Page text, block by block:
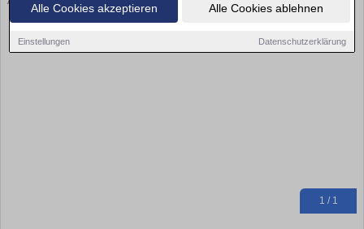
Alle Cookies akzeptieren Alle Cookies ablehnen
Einstellungen Datenschutzerklärung
1 / 1